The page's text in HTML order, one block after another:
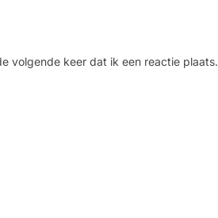
volgende keer dat ik een reactie plaats.